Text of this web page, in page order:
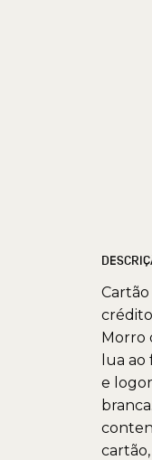
Morro
lua
e